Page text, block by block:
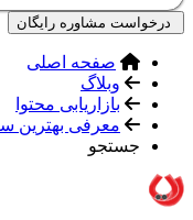
درخواست مشاوره رایگان
صفحه اصلی
وبلاگ
بازاریابی محتوا
معرفی بهترین
جستجو